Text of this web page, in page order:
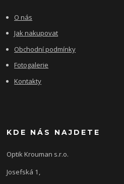
O nás
Jak nakupovat
Obchodní podmínky
Fotogalerie
Kontakty
KDE NÁS NAJDETE
Optik Krouman s.r.o.
Josefská 1,